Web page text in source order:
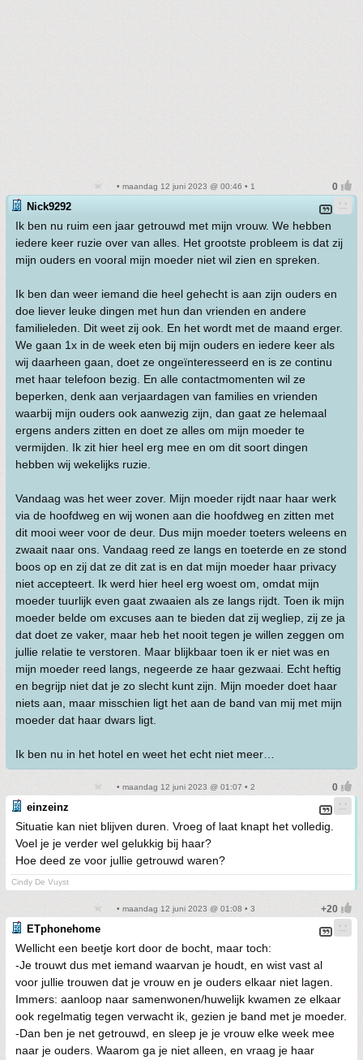
• maandag 12 juni 2023 @ 00:46 • 1
Nick9292
Ik ben nu ruim een jaar getrouwd met mijn vrouw. We hebben
iedere keer ruzie over van alles. Het grootste probleem is dat zij
mijn ouders en vooral mijn moeder niet wil zien en spreken.
Ik ben dan weer iemand die heel gehecht is aan zijn ouders en
doe liever leuke dingen met hun dan vrienden en andere
familieleden. Dit weet zij ook. En het wordt met de maand erger.
We gaan 1x in de week eten bij mijn ouders en iedere keer als
wij daarheen gaan, doet ze ongeïnteresseerd en is ze continu
met haar telefoon bezig. En alle contactmomenten wil ze
beperken, denk aan verjaardagen van families en vrienden
waarbij mijn ouders ook aanwezig zijn, dan gaat ze helemaal
ergens anders zitten en doet ze alles om mijn moeder te
vermijden. Ik zit hier heel erg mee en om dit soort dingen
hebben wij wekelijks ruzie.
Vandaag was het weer zover. Mijn moeder rijdt naar haar werk
via de hoofdweg en wij wonen aan die hoofdweg en zitten met
dit mooi weer voor de deur. Dus mijn moeder toeters weleens en
zwaait naar ons. Vandaag reed ze langs en toeterde en ze stond
boos op en zij dat ze dit zat is en dat mijn moeder haar privacy
niet accepteert. Ik werd hier heel erg woest om, omdat mijn
moeder tuurlijk even gaat zwaaien als ze langs rijdt. Toen ik mijn
moeder belde om excuses aan te bieden dat zij wegliep, zij ze ja
dat doet ze vaker, maar heb het nooit tegen je willen zeggen om
jullie relatie te verstoren. Maar blijkbaar toen ik er niet was en
mijn moeder reed langs, negeerde ze haar gezwaai. Echt heftig
en begrijp niet dat je zo slecht kunt zijn. Mijn moeder doet haar
niets aan, maar misschien ligt het aan de band van mij met mijn
moeder dat haar dwars ligt.
Ik ben nu in het hotel en weet het echt niet meer…
• maandag 12 juni 2023 @ 01:07 • 2
einzeinz
Situatie kan niet blijven duren. Vroeg of laat knapt het volledig.
Voel je je verder wel gelukkig bij haar?
Hoe deed ze voor jullie getrouwd waren?
Cindy De Vuyst
• maandag 12 juni 2023 @ 01:08 • 3
ETphonehome
Wellicht een beetje kort door de bocht, maar toch:
-Je trouwt dus met iemand waarvan je houdt, en wist vast al
voor jullie trouwen dat je vrouw en je ouders elkaar niet lagen.
Immers: aanloop naar samenwonen/huwelijk kwamen ze elkaar
ook regelmatig tegen verwacht ik, gezien je band met je moeder.
-Dan ben je net getrouwd, en sleep je je vrouw elke week mee
naar je ouders. Waarom ga je niet alleen, en vraag je haar